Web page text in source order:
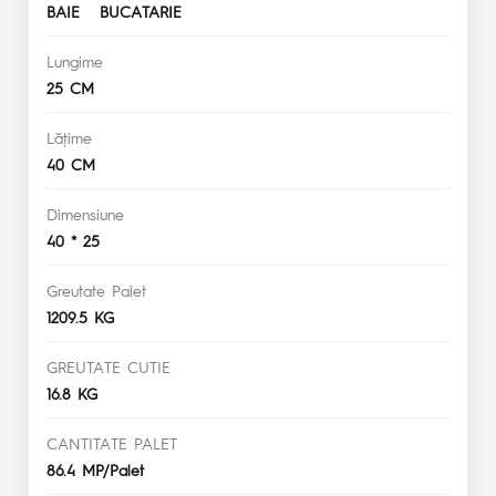
BAIE BUCATARIE
Lungime
25 CM
Lăţime
40 CM
Dimensiune
40 * 25
Greutate Palet
1209.5 KG
GREUTATE CUTIE
16.8 KG
CANTITATE PALET
86.4 MP/Palet